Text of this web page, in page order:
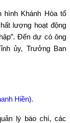
hình Khánh Hòa tổ
lượng hoạt động
”. Đến dự có ông
ủy, Trưởng Ban
Hiền).
lý báo chí, các